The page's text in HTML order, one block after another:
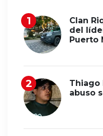
Clan
del
Puerto
Thiago
abuso